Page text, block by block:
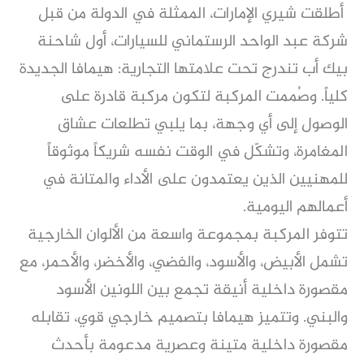
أطلقت شيري الإمارات، الممثلة في الدولة من قبل
شركة عبد الواحد الرستماني للسيارات، أول شاحنة
بيك أب تندرج تحت علامتها التجارية: هيمافا الجديدة
كلياً. وصُممت المركبة لتكون مركبة قادرة على
الوصول إلى أي وجهة، بما يلبي تطلعات عشاق
المغامرة، وتشكّل في الوقت نفسه شريكاً موثوقاً
للمهنيين الذين يعتمدون على الأداء والمتانة في
أعمالهم اليومية.
تتوفر المركبة بمجموعة واسعة من الألوان الخارجية
تشمل الأبيض، والأسود، والفضي، والأخضر، والأحمر، مع
مقصورة داخلية أنيقة تجمع بين اللونين الأسود
والبني. وتتميز هيمافا بتصميم خارجي قوي، تقابله
مقصورة داخلية متينة وعصرية مدعومة بأحدث